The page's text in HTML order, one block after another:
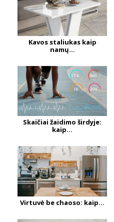
Kavos staliukas kaip
namų...
Skaičiai žaidimo širdyje:
kaip...
Virtuvė be chaoso: kaip...